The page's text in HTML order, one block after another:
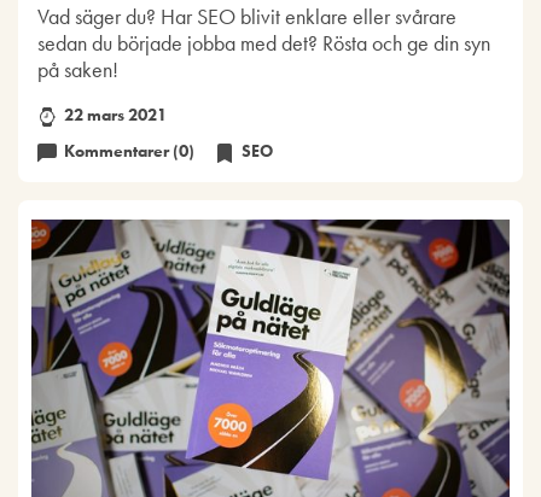
Vad säger du? Har SEO blivit enklare eller svårare
sedan du började jobba med det? Rösta och ge din syn
på saken!
22 mars 2021
Kommentarer (0)
SEO